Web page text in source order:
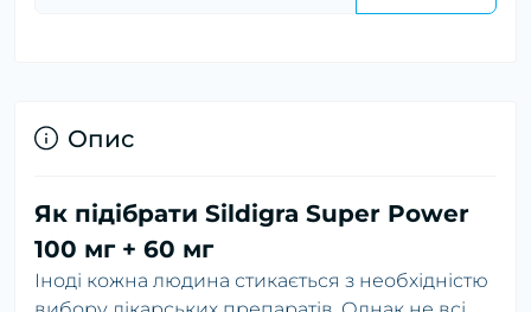
Опис
Як підібрати Sildigra Super Power
100 мг + 60 мг
Іноді кожна людина стикається з необхідністю